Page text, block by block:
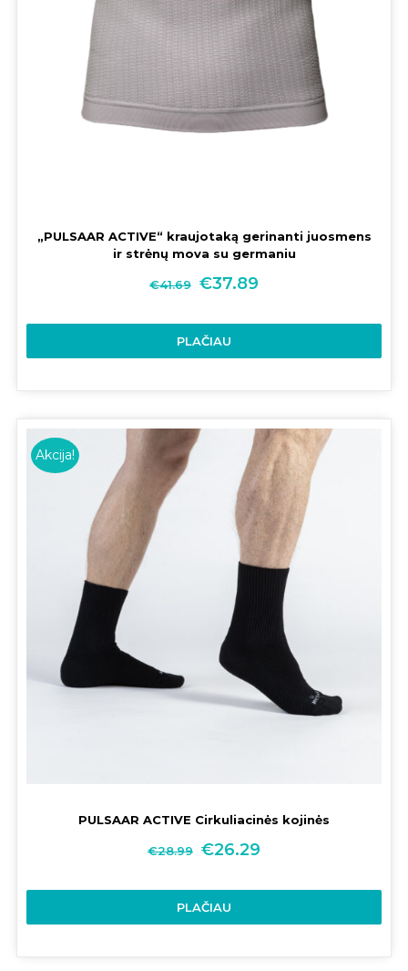
„PULSAAR ACTIVE“ kraujotaką gerinanti juosmens
ir strėnų mova su germaniu
€41.69 €37.89
PLAČIAU
Akcija!
PULSAAR ACTIVE Cirkuliacinės kojinės
€28.99 €26.29
PLAČIAU